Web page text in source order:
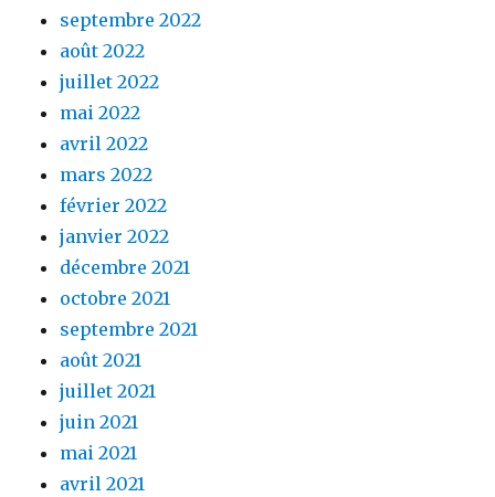
septembre 2022
août 2022
juillet 2022
mai 2022
avril 2022
mars 2022
février 2022
janvier 2022
décembre 2021
octobre 2021
septembre 2021
août 2021
juillet 2021
juin 2021
mai 2021
avril 2021